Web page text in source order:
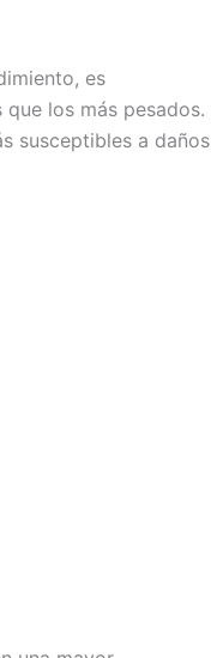
es
los más pesados.
susceptibles a daños